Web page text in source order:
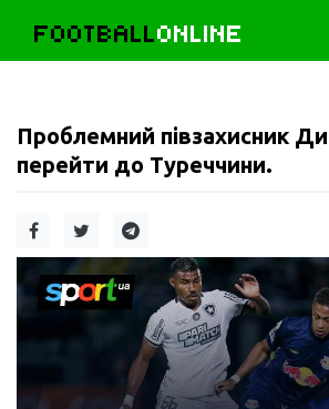
FOOTBALLONLINE
Проблемний півзахисник
перейти до Туреччини.